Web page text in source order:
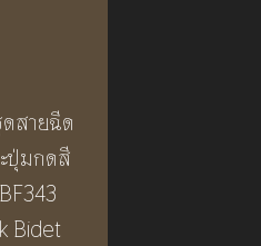
ดสายฉีด
ปุ่มกดสี
Bidet